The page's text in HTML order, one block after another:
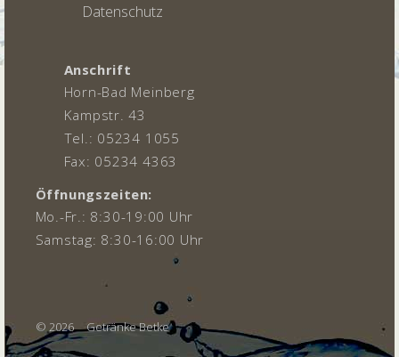
Datenschutz
Anschrift
Horn-Bad Meinberg
Kampstr. 43
Tel.: 05234 1055
Fax: 05234 4363
Öffnungszeiten:
Mo.-Fr.: 8:30-19:00 Uhr
Samstag: 8:30-16:00 Uhr
© 2026 Getränke Betke